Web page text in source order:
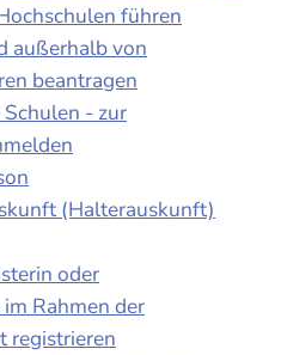
führen
außerhalb von
beantragen
- zur
(Halterauskunft)
oder
Rahmen der
registrieren